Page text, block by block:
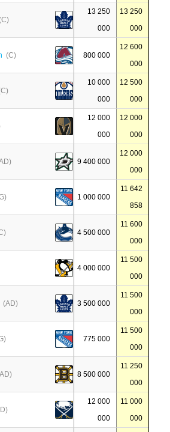
13 250
000
13 250
000
(C) 800 000
12 600
000
10 000
000
12 500
000
12 000
000
12 000
000
9 400 000
12 000
000
1 000 000
11 642
858
4 500 000
11 600
000
4 000 000
11 500
000
(AD) 3 500 000
11 500
000
775 000
11 500
000
8 500 000
11 250
000
12 000
000
11 000
000